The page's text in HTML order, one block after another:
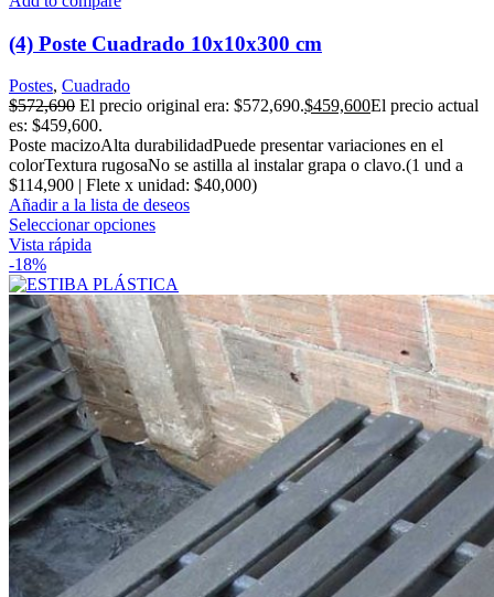
(4) Poste Cuadrado 10x10x300 cm
Postes, Cuadrado
$572,690 El precio original era: $572,690.$459,600El precio actual
es: $459,600.
Poste macizoAlta durabilidadPuede presentar variaciones en el
colorTextura rugosaNo se astilla al instalar grapa o clavo.(1 und a
$114,900 | Flete x unidad: $40,000)
Añadir a la lista de deseos
Seleccionar opciones
Vista rápida
-18%